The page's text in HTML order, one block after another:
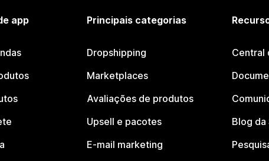
app Principais categorias
Dropshipping
Marketplaces
Avaliações de produtos
Upsell e pacotes
E-mail marketing
Central
Blog da